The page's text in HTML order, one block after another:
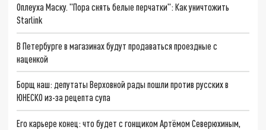
Оплеуха Маску. "Пора снять белые перчатки": Как уничтожить
Starlink
В Петербурге в магазинах будут продаваться проездные с
наценкой
Борщ наш: депутаты Верховной рады пошли против русских в
ЮНЕСКО из-за рецепта супа
Его карьере конец: что будет с гонщиком Артёмом Северюхиным,